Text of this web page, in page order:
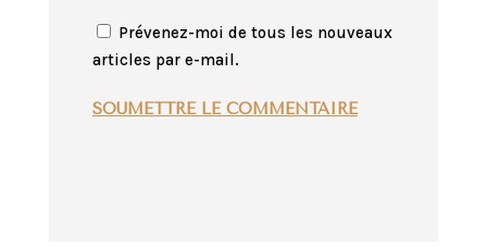
Prévenez-moi de tous les nouveaux
articles par e-mail.
SOUMETTRE LE COMMENTAIRE